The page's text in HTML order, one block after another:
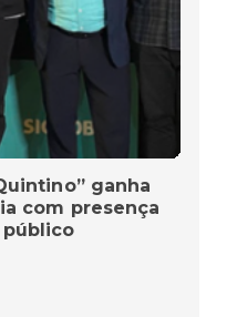
ganha
com presença